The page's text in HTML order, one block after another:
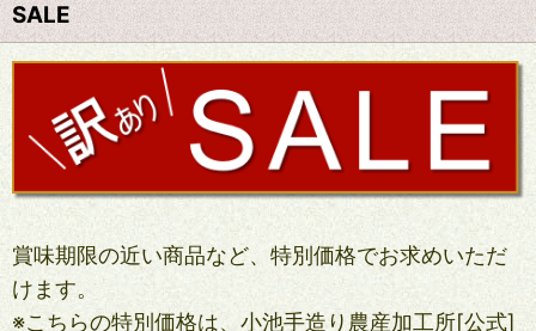
SALE
賞味期限の近い商品など、特別価格でお求めいただ
けます。
※こちらの特別価格は、小池手造り農産加工所[公式]